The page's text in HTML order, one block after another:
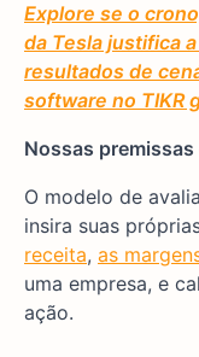
Explore se o
da Tesla justifica
resultados de
software no TIKR
Nossas premissas
O modelo de
insira suas
receita, as
uma empresa, e
ação.